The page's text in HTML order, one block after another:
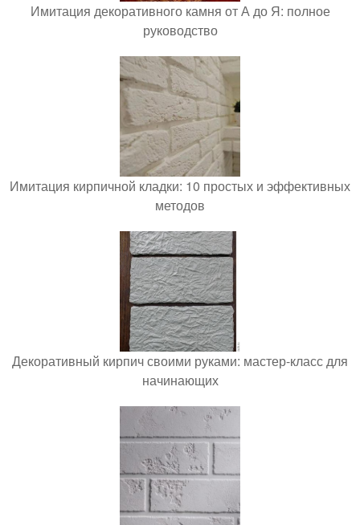
Имитация декоративного камня от А до Я: полное
руководство
Имитация кирпичной кладки: 10 простых и эффективных
методов
Декоративный кирпич своими руками: мастер-класс для
начинающих